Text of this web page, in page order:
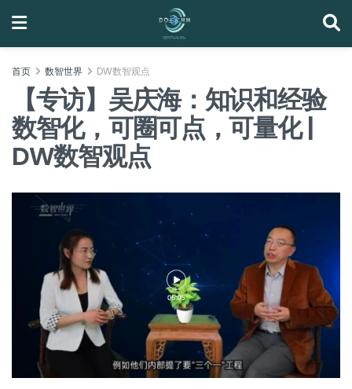
首页 数智世界 DW数智观点
【专访】吴庆海：知识和经验
数智化，可圈可点，可量化 |
DW数智观点